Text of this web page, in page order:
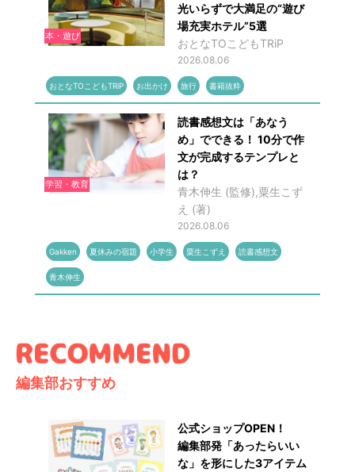
本・遊び
光いらずで大満足の“遊び
場充実ホテル”5選
おとなTOこどもTRiP
2026.08.06
おとなTOこどもTRiP お出かけ 旅行 書籍抜粋
学習・教育
読書感想文は「あなう
め」でできる！ 10分で作
文が完成するテンプレと
は？
青木伸生 (監修),粟生こず
え (著)
2026.08.06
Gakken 夏休みの宿題 小学生 粟生こずえ 読書感想文
青木伸生
編集部おすすめ
公式ショップOPEN！
編集部発「あったらいい
な」を形にした3アイテム